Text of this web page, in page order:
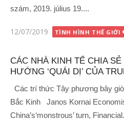
szám, 2019. július 19....
Đăng
12/07/2019 TÌNH HÌNH THẾ GIỚI
CÁC NHÀ KINH TẾ CHIA
HƯỚNG ‘QUÁI DỊ’ CỦA
Các trí thức Tây phương bây
Bắc Kinh Janos Kornai
China’s‘monstrous’ turn,